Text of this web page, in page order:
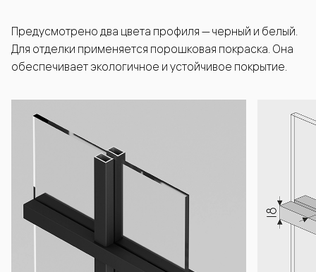
Предусмотрено два цвета профиля — черный и белый.
Для отделки применяется порошковая покраска. Она
обеспечивает экологичное и устойчивое покрытие.